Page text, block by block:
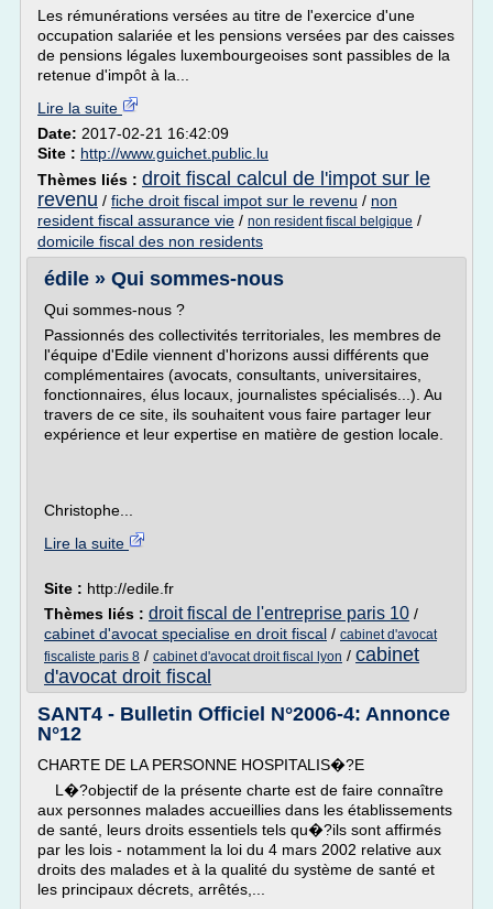
Les rémunérations versées au titre de l'exercice d'une
occupation salariée et les pensions versées par des caisses
de pensions légales luxembourgeoises sont passibles de la
retenue d'impôt à la...
Lire la suite
Date: 2017-02-21 16:42:09
Site : http://www.guichet.public.lu
Thèmes liés : droit fiscal calcul de l'impot sur le
revenu / fiche droit fiscal impot sur le revenu / non
resident fiscal assurance vie / non resident fiscal belgique /
domicile fiscal des non residents
édile » Qui sommes-nous
Qui sommes-nous ?
Passionnés des collectivités territoriales, les membres de
l'équipe d'Edile viennent d'horizons aussi différents que
complémentaires (avocats, consultants, universitaires,
fonctionnaires, élus locaux, journalistes spécialisés...). Au
travers de ce site, ils souhaitent vous faire partager leur
expérience et leur expertise en matière de gestion locale.
Christophe...
Lire la suite
Site : http://edile.fr
Thèmes liés : droit fiscal de l'entreprise paris 10 /
cabinet d'avocat specialise en droit fiscal / cabinet d'avocat
fiscaliste paris 8 / cabinet d'avocat droit fiscal lyon / cabinet
d'avocat droit fiscal
SANT4 - Bulletin Officiel N°2006-4: Annonce
N°12
CHARTE DE LA PERSONNE HOSPITALIS�?E
L�?objectif de la présente charte est de faire connaître
aux personnes malades accueillies dans les établissements
de santé, leurs droits essentiels tels qu�?ils sont affirmés
par les lois - notamment la loi du 4 mars 2002 relative aux
droits des malades et à la qualité du système de santé et
les principaux décrets, arrêtés,...